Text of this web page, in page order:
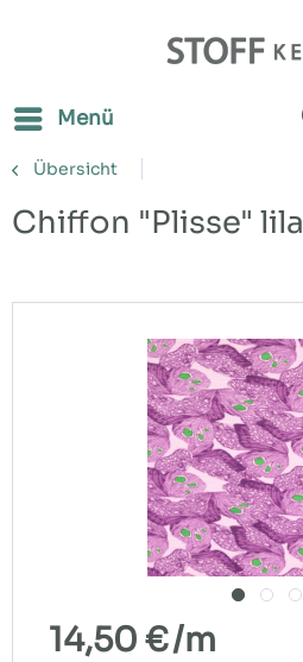
Menü
Übersicht
Chiffon "Plisse" lila
14,50 €/m